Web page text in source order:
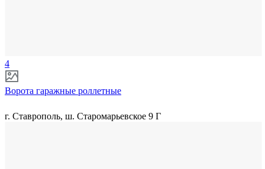
4
Ворота гаражные роллетные
г. Ставрополь, ш. Старомарьевское 9 Г